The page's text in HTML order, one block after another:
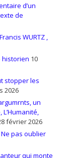
d’un
de
WURTZ ,
historien 10
stopper les
2026
un
février 2026
pas oublier
qui monte